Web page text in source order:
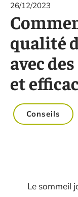
26/12/2023
qualité
avec
et
Conseils
Le sommeil